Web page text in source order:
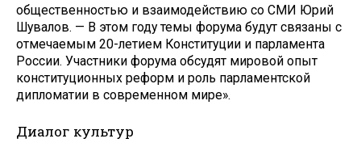
общественностью и взаимодействию со СМИ Юрий
Шувалов. — В этом году темы форума будут связаны с
отмечаемым 20-летием Конституции и парламента
России. Участники форума обсудят мировой опыт
конституционных реформ и роль парламентской
дипломатии в современном мире».
Диалог культур